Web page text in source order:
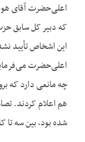
اعلی‌حضرت آقای
که دبیر کل سابق
این اشخاص تأیید
اعلی‌حضرت
چه مانعی دارد که
هم اعلام کردند.
شده بود، بین سه